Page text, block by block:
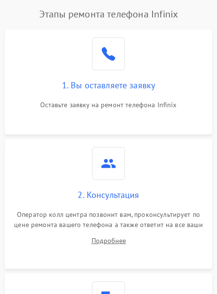
Этапы ремонта телефона Infinix
1. Вы оставляете заявку
Оставьте заявку на ремонт телефона Infinix
2. Консультация
Оператор колл центра позвонит вам, проконсультирует по
цене ремонта вашего телефона а также ответит на все ваши
Подробнее